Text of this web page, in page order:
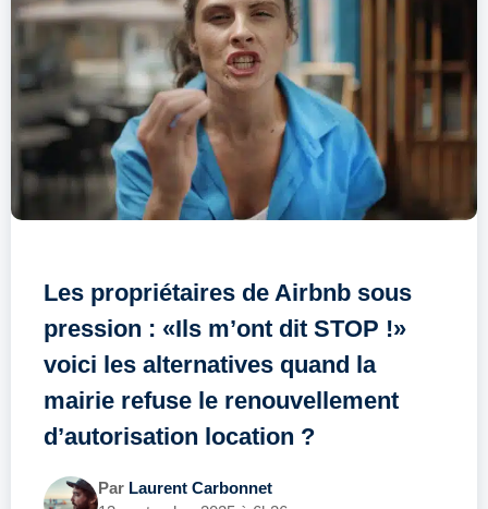
Les propriétaires de Airbnb sous
pression : «Ils m’ont dit STOP !»
voici les alternatives quand la
mairie refuse le renouvellement
d’autorisation location ?
Par Laurent Carbonnet